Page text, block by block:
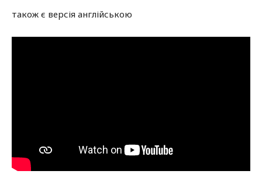
також є версія англійською